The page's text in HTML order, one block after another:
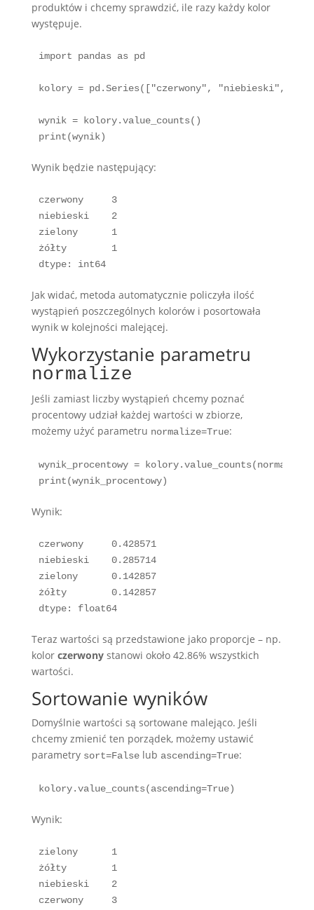
produktów i chcemy sprawdzić, ile razy każdy kolor
występuje.
import pandas as pd
kolory = pd.Series(["czerwony", "niebieski",
wynik = kolory.value_counts()
Wynik będzie następujący:
czerwony     3
niebieski    2
zielony      1
żółty        1
dtype: int64
Jak widać, metoda automatycznie policzyła ilość
wystąpień poszczególnych kolorów i posortowała
wynik w kolejności malejącej.
Wykorzystanie parametru
normalize
Jeśli zamiast liczby wystąpień chcemy poznać
procentowy udział każdej wartości w zbiorze,
możemy użyć parametru normalize=True:
wynik_procentowy =
print(wynik_procentowy)
Wynik:
czerwony     0.428571
niebieski    0.285714
zielony      0.142857
żółty        0.142857
dtype: float64
Teraz wartości są przedstawione jako proporcje – np.
kolor czerwonystanowi około 42.86% wszystkich
wartości.
Sortowanie wyników
Domyślnie wartości są sortowane malejąco. Jeśli
chcemy zmienić ten porządek, możemy ustawić
parametry sort=Falselub ascending=True:
kolory.value_counts(ascending=True)
Wynik:
zielony      1
żółty        1
niebieski    2
czerwony     3